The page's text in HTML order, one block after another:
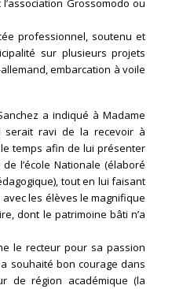
Grossomodo ou
professionnel, soutenu et
sur plusieurs projets
embarcation à voile
a indiqué à Madame
serait ravi de la recevoir à
temps afin de lui présenter
l’école Nationale (élaboré
tout en lui faisant
les élèves le magnifique
dont le patrimoine bâti n’a
le recteur pour sa passion
souhaité bon courage dans
de région académique (la